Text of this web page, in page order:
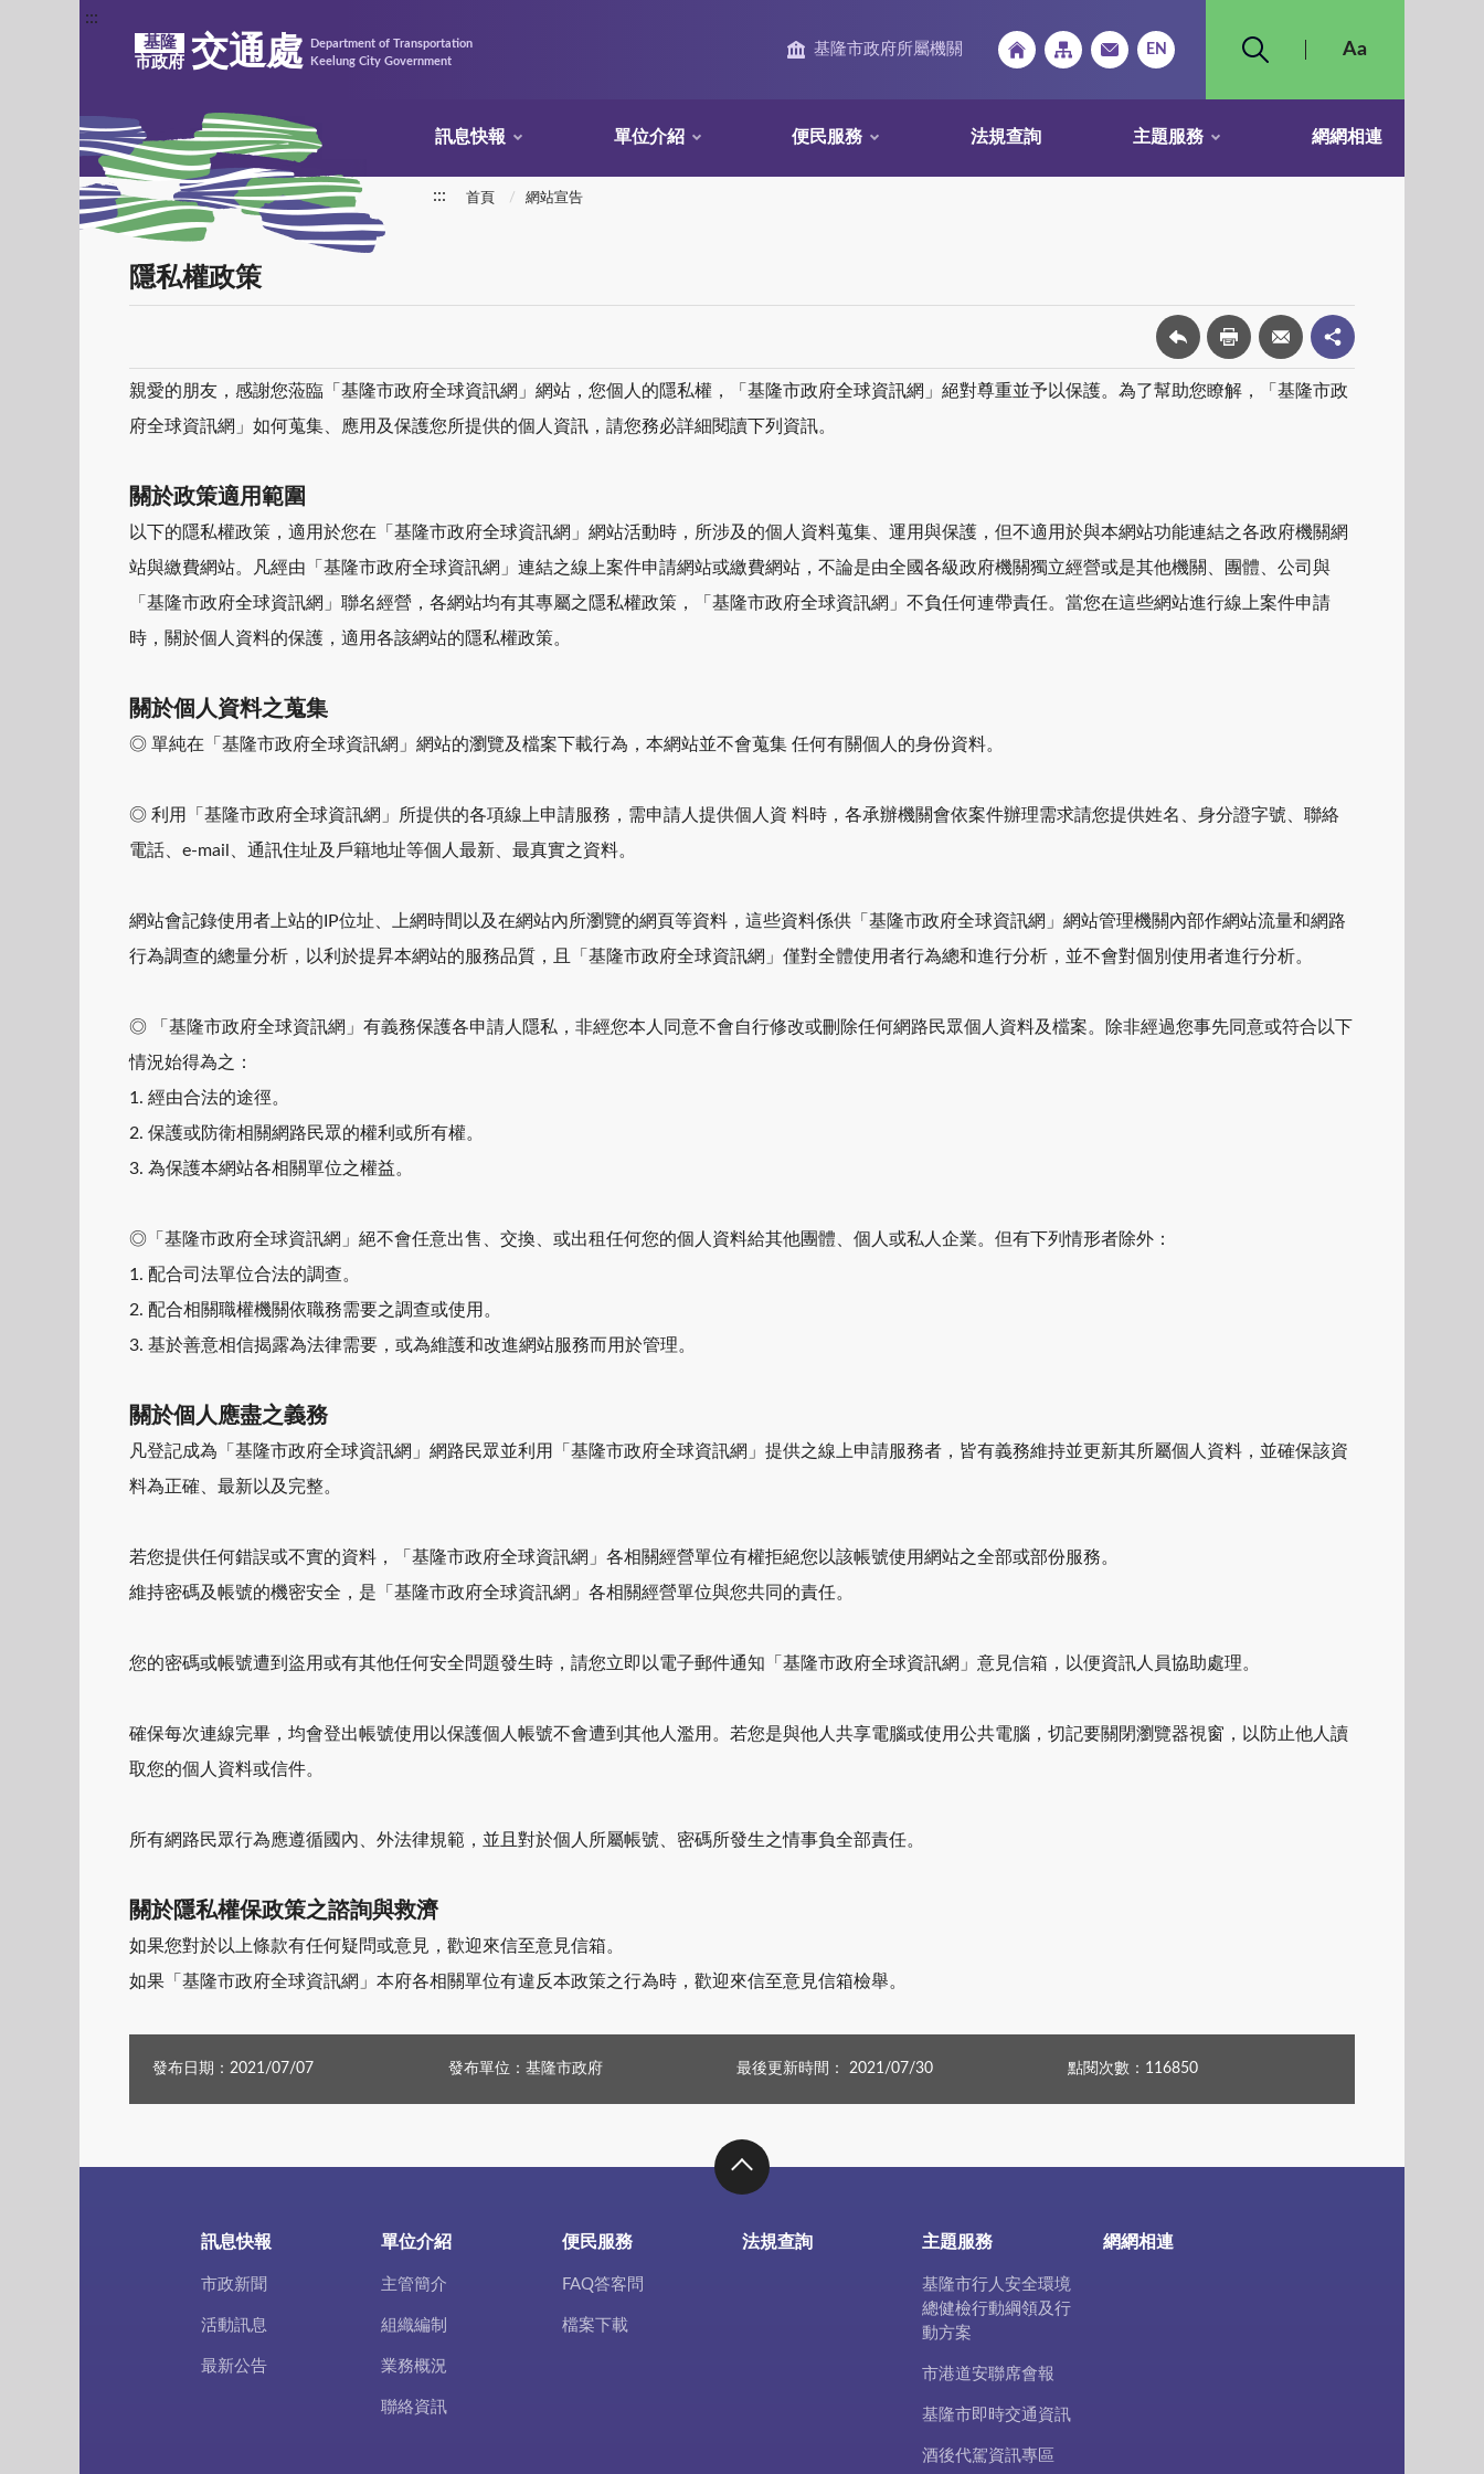
:::
基隆
市政府 交通處
Department of Transportation
Keelung City Government
基隆市政府所屬機關
訊息快報 單位介紹 便民服務 法規查詢 主題服務 網網相連
::: 首頁 網站宣告
隱私權政策
親愛的朋友，感謝您蒞臨「基隆市政府全球資訊網」網站，您個人的隱私權，「基隆市政府全球資訊網」絕對尊重並予以保護。為了幫助您瞭解，「基隆市政
府全球資訊網」如何蒐集、應用及保護您所提供的個人資訊，請您務必詳細閱讀下列資訊。
關於政策適用範圍
以下的隱私權政策，適用於您在「基隆市政府全球資訊網」網站活動時，所涉及的個人資料蒐集、運用與保護，但不適用於與本網站功能連結之各政府機關網
站與繳費網站。凡經由「基隆市政府全球資訊網」連結之線上案件申請網站或繳費網站，不論是由全國各級政府機關獨立經營或是其他機關、團體、公司與
「基隆市政府全球資訊網」聯名經營，各網站均有其專屬之隱私權政策，「基隆市政府全球資訊網」不負任何連帶責任。當您在這些網站進行線上案件申請
時，關於個人資料的保護，適用各該網站的隱私權政策。
關於個人資料之蒐集
◎ 單純在「基隆市政府全球資訊網」網站的瀏覽及檔案下載行為，本網站並不會蒐集 任何有關個人的身份資料。
◎ 利用「基隆市政府全球資訊網」所提供的各項線上申請服務，需申請人提供個人資 料時，各承辦機關會依案件辦理需求請您提供姓名、身分證字號、聯絡
電話、e-mail、通訊住址及戶籍地址等個人最新、最真實之資料。
網站會記錄使用者上站的IP位址、上網時間以及在網站內所瀏覽的網頁等資料，這些資料係供「基隆市政府全球資訊網」網站管理機關內部作網站流量和網路
行為調查的總量分析，以利於提昇本網站的服務品質，且「基隆市政府全球資訊網」僅對全體使用者行為總和進行分析，並不會對個別使用者進行分析。
◎ 「基隆市政府全球資訊網」有義務保護各申請人隱私，非經您本人同意不會自行修改或刪除任何網路民眾個人資料及檔案。除非經過您事先同意或符合以下
情況始得為之：
1. 經由合法的途徑。
2. 保護或防衛相關網路民眾的權利或所有權。
3. 為保護本網站各相關單位之權益。
◎「基隆市政府全球資訊網」絕不會任意出售、交換、或出租任何您的個人資料給其他團體、個人或私人企業。但有下列情形者除外：
1. 配合司法單位合法的調查。
2. 配合相關職權機關依職務需要之調查或使用。
3. 基於善意相信揭露為法律需要，或為維護和改進網站服務而用於管理。
關於個人應盡之義務
凡登記成為「基隆市政府全球資訊網」網路民眾並利用「基隆市政府全球資訊網」提供之線上申請服務者，皆有義務維持並更新其所屬個人資料，並確保該資
料為正確、最新以及完整。
若您提供任何錯誤或不實的資料，「基隆市政府全球資訊網」各相關經營單位有權拒絕您以該帳號使用網站之全部或部份服務。
維持密碼及帳號的機密安全，是「基隆市政府全球資訊網」各相關經營單位與您共同的責任。
您的密碼或帳號遭到盜用或有其他任何安全問題發生時，請您立即以電子郵件通知「基隆市政府全球資訊網」意見信箱，以便資訊人員協助處理。
確保每次連線完畢，均會登出帳號使用以保護個人帳號不會遭到其他人濫用。若您是與他人共享電腦或使用公共電腦，切記要關閉瀏覽器視窗，以防止他人讀
取您的個人資料或信件。
所有網路民眾行為應遵循國內、外法律規範，並且對於個人所屬帳號、密碼所發生之情事負全部責任。
關於隱私權保政策之諮詢與救濟
如果您對於以上條款有任何疑問或意見，歡迎來信至意見信箱。
如果「基隆市政府全球資訊網」本府各相關單位有違反本政策之行為時，歡迎來信至意見信箱檢舉。
發布日期：2021/07/07 發布單位：基隆市政府 最後更新時間： 2021/07/30 點閱次數：116850
訊息快報
市政新聞
活動訊息
最新公告
單位介紹
主管簡介
組織編制
業務概況
聯絡資訊
便民服務
FAQ答客問
檔案下載
法規查詢 主題服務
基隆市行人安全環境
總健檢行動綱領及行
動方案
市港道安聯席會報
基隆市即時交通資訊
酒後代駕資訊專區
網網相連